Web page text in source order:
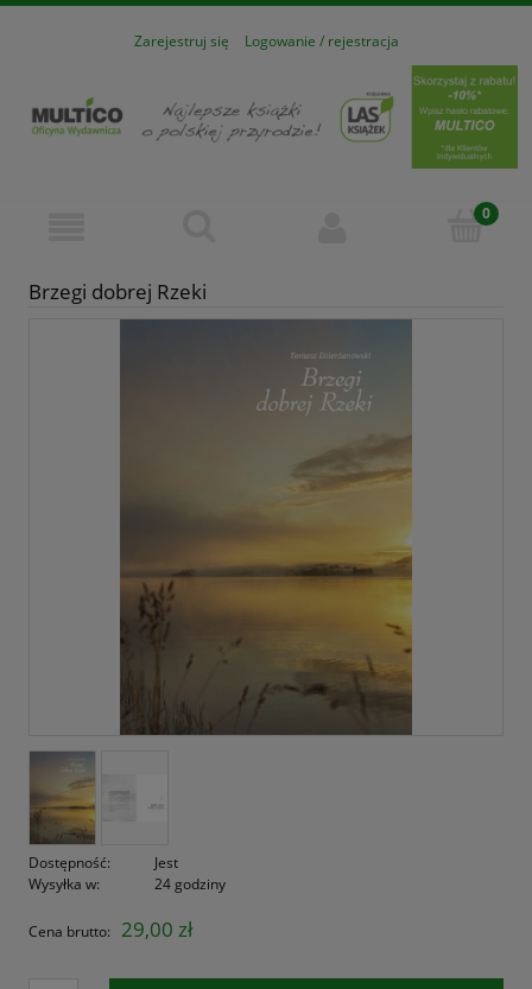
Zarejestruj się Logowanie / rejestracja
Brzegi dobrej Rzeki
Dostępność:
Jest
Wysyłka w:
24 godziny
Cena brutto: 29,00 zł